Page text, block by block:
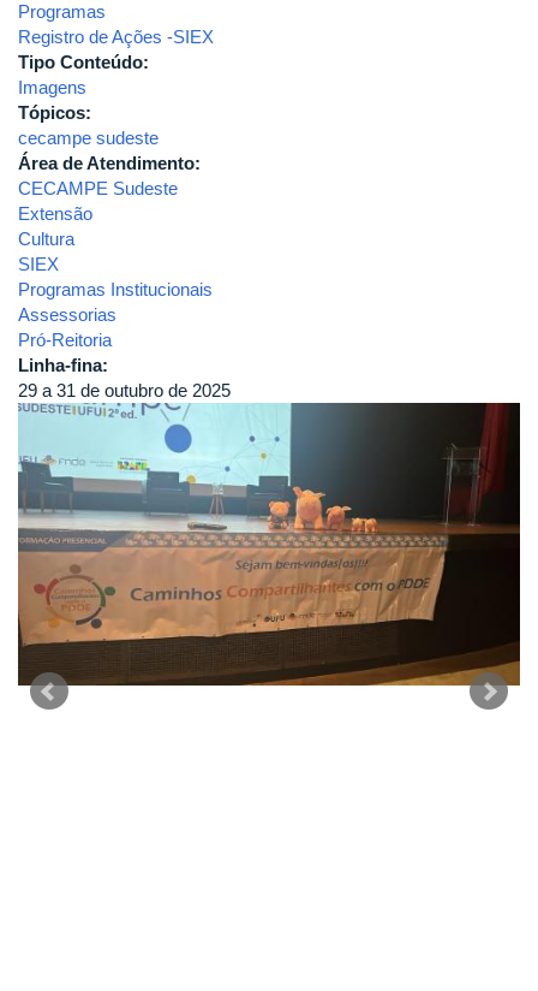
Programas
Registro de Ações -SIEX
Tipo Conteúdo:
Imagens
Tópicos:
cecampe sudeste
Área de Atendimento:
CECAMPE Sudeste
Extensão
Cultura
SIEX
Programas Institucionais
Assessorias
Pró-Reitoria
Linha-fina:
29 a 31 de outubro de 2025